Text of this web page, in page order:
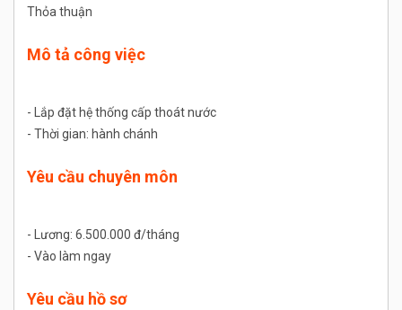
Thỏa thuận
Mô tả công việc
- Lắp đặt hệ thống cấp thoát nước
- Thời gian: hành chánh
Yêu cầu chuyên môn
- Lương: 6.500.000 đ/tháng
- Vào làm ngay
Yêu cầu hồ sơ